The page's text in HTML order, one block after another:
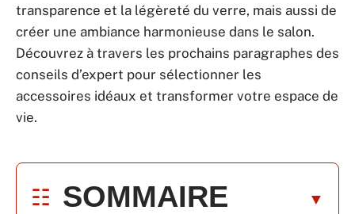
transparence et la légèreté du verre, mais aussi de
créer une ambiance harmonieuse dans le salon.
Découvrez à travers les prochains paragraphes des
conseils d’expert pour sélectionner les
accessoires idéaux et transformer votre espace de
vie.
SOMMAIRE